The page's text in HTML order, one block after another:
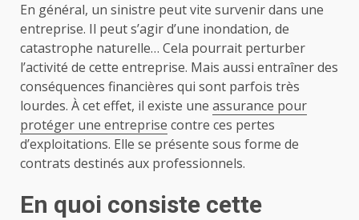
En général, un sinistre peut vite survenir dans une
entreprise. Il peut s’agir d’une inondation, de
catastrophe naturelle… Cela pourrait perturber
l’activité de cette entreprise. Mais aussi entraîner des
conséquences financières qui sont parfois très
lourdes. À cet effet, il existe une assurance pour
protéger une entreprise contre ces pertes
d’exploitations. Elle se présente sous forme de
contrats destinés aux professionnels.
En quoi consiste cette